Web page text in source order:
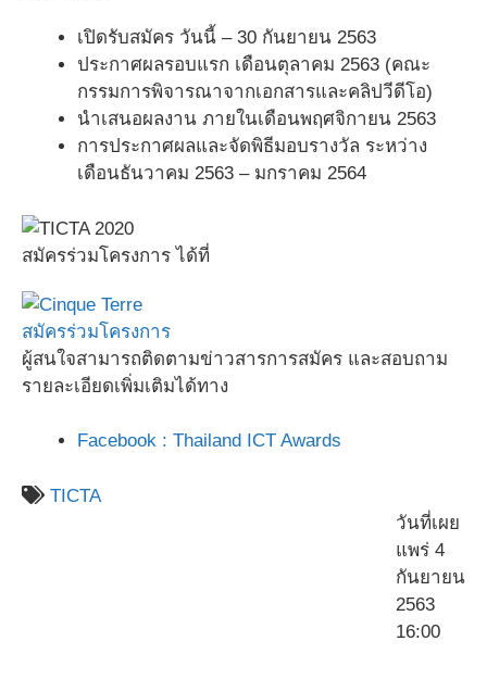
เปิดรับสมัคร วันนี้ – 30 กันยายน 2563
ประกาศผลรอบแรก เดือนตุลาคม 2563 (คณะ
กรรมการพิจารณาจากเอกสารและคลิปวีดีโอ)
นำเสนอผลงาน ภายในเดือนพฤศจิกายน 2563
การประกาศผลและจัดพิธีมอบรางวัล ระหว่าง
เดือนธันวาคม 2563 – มกราคม 2564
สมัครร่วมโครงการ ได้ที่
สมัครร่วมโครงการ
ผู้สนใจสามารถติดตามข่าวสารการสมัคร และสอบถาม
รายละเอียดเพิ่มเติมได้ทาง
Facebook : Thailand ICT Awards
TICTA
วันที่เผย
แพร่ 4
กันยายน
2563
16:00